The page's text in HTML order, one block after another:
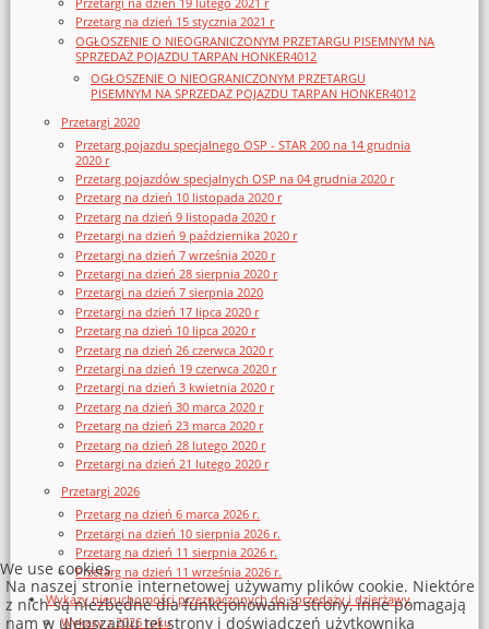
Przetarg na dzień 15 stycznia 2021 r
OGŁOSZENIE O NIEOGRANICZONYM PRZETARGU PISEMNYM NA
SPRZEDAŻ POJAZDU TARPAN HONKER4012
OGŁOSZENIE O NIEOGRANICZONYM PRZETARGU
PISEMNYM NA SPRZEDAŻ POJAZDU TARPAN HONKER4012
Przetargi 2020
Przetarg pojazdu specjalnego OSP - STAR 200 na 14 grudnia
2020 r
Przetarg pojazdów specjalnych OSP na 04 grudnia 2020 r
Przetarg na dzień 10 listopada 2020 r
Przetarg na dzień 9 listopada 2020 r
Przetargi na dzień 9 października 2020 r
Przetargi na dzień 7 września 2020 r
Przetargi na dzień 28 sierpnia 2020 r
Przetargi na dzień 7 sierpnia 2020
Przetargi na dzień 17 lipca 2020 r
Przetarg na dzień 10 lipca 2020 r
Przetarg na dzień 26 czerwca 2020 r
Przetargi na dzień 19 czerwca 2020 r
Przetargi na dzień 3 kwietnia 2020 r
Przetarg na dzień 30 marca 2020 r
Przetarg na dzień 23 marca 2020 r
Przetarg na dzień 28 lutego 2020 r
Przetargi na dzień 21 lutego 2020 r
Przetargi 2026
Przetarg na dzień 6 marca 2026 r.
Przetargi na dzień 10 sierpnia 2026 r.
Przetarg na dzień 11 sierpnia 2026 r.
Przetarg na dzień 11 września 2026 r.
Wykazy nieruchomości przeznaczonych do sprzedaży i dzierżawy
Wykazy z 2026 roku
We use cookies
Na naszej stronie internetowej używamy plików cookie. Niektóre
z nich są niezbędne dla funkcjonowania strony, inne pomagają
nam w ulepszaniu tej strony i doświadczeń użytkownika